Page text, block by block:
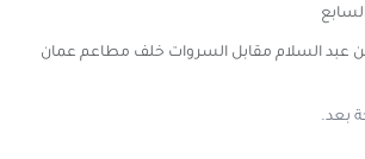
السابع
عبد السلام مقابل السروات خلف مطاعم عمان
بعد.